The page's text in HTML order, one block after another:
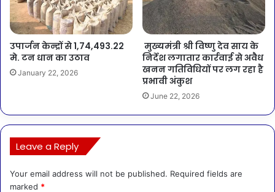
उपार्जन केन्द्रों से 1,74,493.22
मे. टन धान का उठाव
January 22, 2026
मुख्यमंत्री श्री विष्णु देव साय के
निर्देश लगातार कार्रवाई से अवैध
खनन गतिविधियों पर लग रहा है
प्रभावी अंकुश
June 22, 2026
Leave a Reply
Your email address will not be published. Required fields are
marked *